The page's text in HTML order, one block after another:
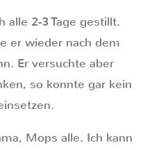
alle 2-3 Tage gestillt.
er wieder nach dem
Er versuchte aber
so konnte gar kein
Mops alle. Ich kann